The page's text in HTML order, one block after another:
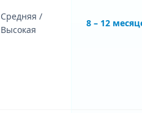
Средняя /
Высокая
8 – 12